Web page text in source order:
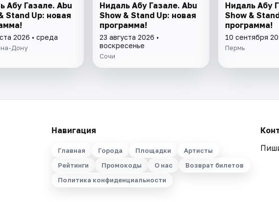
Абу Газале. Abu
Stand Up: новая
2026 • среда
Дону
Нидаль Абу Газале. Abu
Show & Stand Up: новая
программа!
23 августа 2026 •
воскресенье
Сочи
Нидаль Абу
Show &
программа!
10 сентября
Пермь
Навигация
Главная Города Площадки
Артисты
Рейтинги
Промокоды О нас
Возврат билетов
Политика конфиденциальности